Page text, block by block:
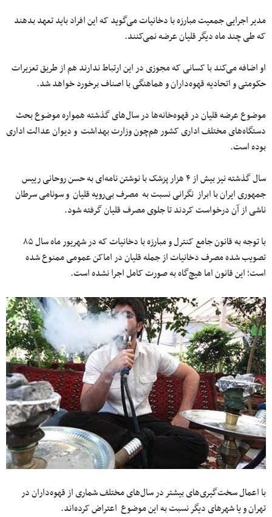
مدیر اجرایی جمعیت مبارزه با دخانیات می‌گوید که این افراد باید تعهد بدهند
که طی چند ماه دیگر قلیان عرضه نمی‌کنند.
او اضافه می‌کند با کسانی که مجوزی در این ارتباط ندارند هم از طریق تعزیرات
حکومتی و اتحادیه قهوه‌داران و هماهنگی با اصناف برخورد خواهد شد.
موضوع عرضه قلیان در قهو‌ه‌خانه‌ها در سال‌های گذشته همواره موضوع بحث
دستگاه‌های مختلف اداری کشور هم‌چون وزارت بهداشت و دیوان عدالت اداری
بوده است.
سال گذشته نیز بیش از ۴ هزار پزشک با نوشتن نامه‌ای به حسن روحانی رییس
جمهوری ایران با ابراز نگرانی نسبت به مصرف بی‌رویه قلیان و سونامی سرطان
ناشی از آن درخواست کردند تا جلوی مصرف قلیان گرفته شود.
با توجه به قانون جامع کنترل و مبارزه با دخانیات که در شهریور ماه سال ۸۵
تصویب شده مصرف دخانیات از جمله قلیان در اماکن عمومی ممنوع شده
است؛ این قانون اما هیچ‌گاه به صورت کامل اجرا نشده است.
با اعمال سخت‌گیری‌های بیشتر در سال‌های مختلف شماری از قهوه‌داران در
تهران و یا شهرهای دیگر نسبت به این موضوع اعتراض کرده‌اند.